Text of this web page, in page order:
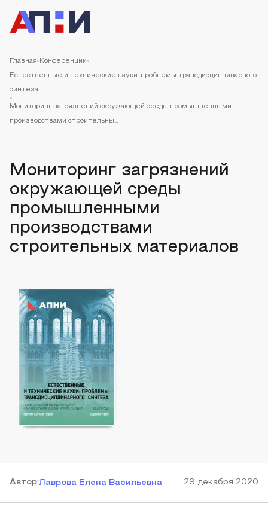
Главная Конференции
Естественные и технические науки: проблемы трансдисциплинарного
синтеза
Мониторинг загрязнений окружающей среды промышленными
производствами строительны...
Мониторинг загрязнений
окружающей среды
промышленными
производствами
строительных материалов
Автор:Лаврова Елена Васильевна 29 декабря 2020